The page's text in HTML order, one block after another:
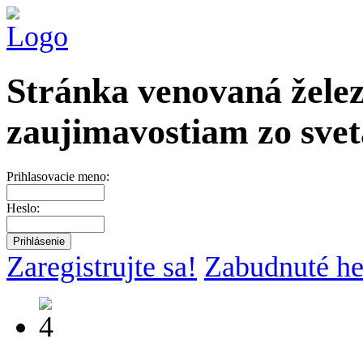
Stránka venovaná
zaujimavostiam zo
Prihlasovacie meno:
Heslo:
Zaregistrujte sa! Zabudnuté